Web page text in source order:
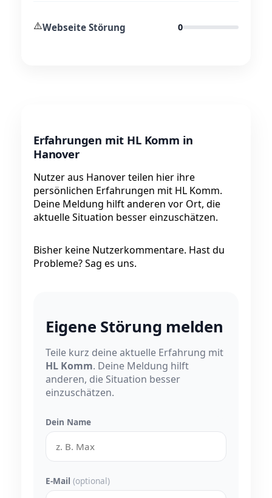
⚠️Webseite Störung 0
Erfahrungen mit HL Komm in
Hanover
Nutzer aus Hanover teilen hier ihre
persönlichen Erfahrungen mit HL Komm.
Deine Meldung hilft anderen vor Ort, die
aktuelle Situation besser einzuschätzen.
Bisher keine Nutzerkommentare. Hast du
Probleme? Sag es uns.
Eigene Störung melden
Teile kurz deine aktuelle Erfahrung mit
HL Komm. Deine Meldung hilft
anderen, die Situation besser
einzuschätzen.
Dein Name
E-Mail (optional)